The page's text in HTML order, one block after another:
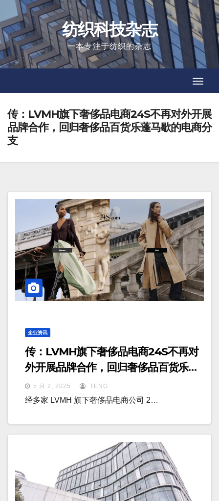
to
content
纺织科技杂志
一本专注于纺织的杂志
传：LVMH旗下奢侈品电商24S不再对外开展
品牌合作，回归奢侈品百货乐蓬马歇的电商分
支
企业资讯
传：LVMH旗下奢侈品电商24S不再对
外开展品牌合作，回归奢侈品百货乐蓬
马歇的电商分支
5 月 2, 2025 TENG
经多家 LVMH 旗下奢侈品电商公司 2…